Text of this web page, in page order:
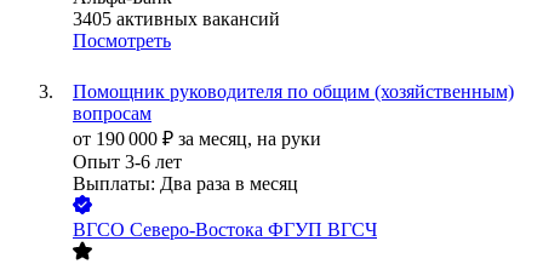
3405 активных вакансий
Посмотреть
Помощник руководителя по общим (хозяйственным)
вопросам
от 190 000 ₽ за месяц, на руки
Опыт 3-6 лет
Выплаты: Два раза в месяц
ВГСО Северо-Востока ФГУП ВГСЧ